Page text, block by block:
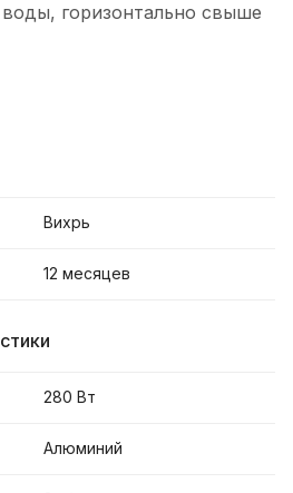
горизонтально свыше
Вихрь
12 месяцев
280 Вт
Алюминий